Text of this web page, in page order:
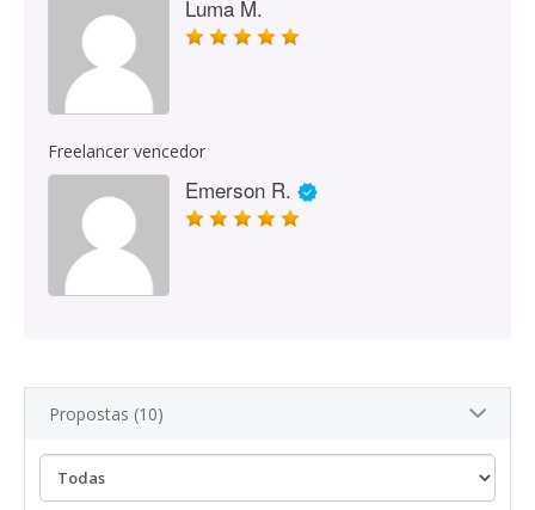
Luma M.
Freelancer vencedor
Emerson R.
Propostas (10)